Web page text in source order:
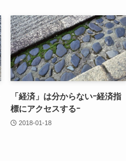
「経済」は分からないｰ経済指
標にアクセスするｰ
2018-01-18